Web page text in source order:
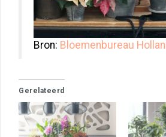
Bron: Bloemenbureau
Gerelateerd